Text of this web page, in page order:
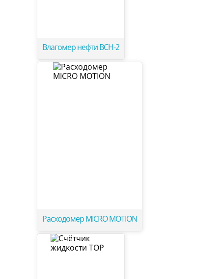
Влагомер нефти ВСН-2
Расходомер MICRO MOTION